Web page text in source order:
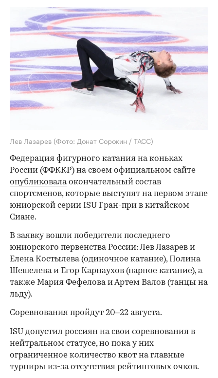
Лев Лазарев (Фото: Донат Сорокин / ТАСС)
Федерация фигурного катания на коньках
России (ФФККР) на своем официальном сайте
опубликовалаокончательный состав
спортсменов, которые выступят на первом этапе
юниорской серии ISU Гран-при в китайском
Сиане.
В заявку вошли победители последнего
юниорского первенства России: Лев Лазарев и
Елена Костылева (одиночное катание), Полина
Шешелева и Егор Карнаухов (парное катание), а
также Мария Фефелова и Артем Валов (танцы на
льду).
Соревнования пройдут 20–22 августа.
ISU допустил россиян на свои соревнования в
нейтральном статусе, но пока у них
ограниченное количество квот на главные
турниры из-за отсутствия рейтинговых очков.